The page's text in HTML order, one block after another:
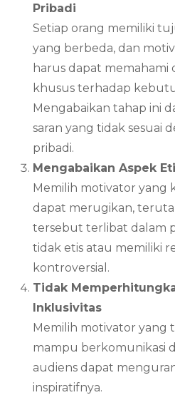
Pribadi
Setiap orang memiliki
yang berbeda, dan
harus dapat memahami
khusus terhadap
Mengabaikan tahap ini
saran yang tidak sesuai
pribadi.
Mengabaikan Aspek
Memilih motivator yang
dapat merugikan,
tersebut terlibat dalam
tidak etis atau memiliki
kontroversial.
Tidak
Inklusivitas
Memilih motivator yang
mampu berkomunikasi
audiens dapat
inspiratifnya.